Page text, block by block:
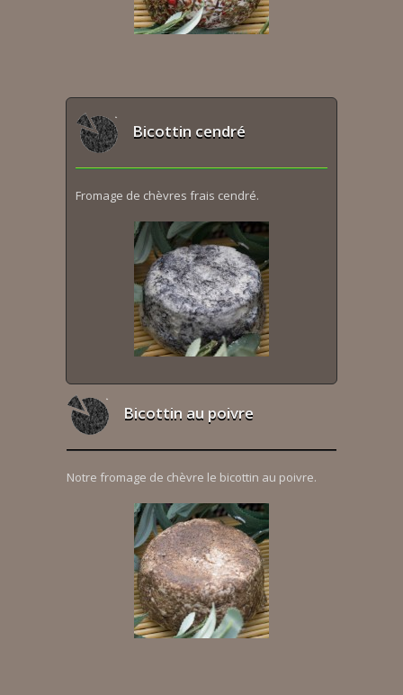
Bicottin cendré
Fromage de chèvres frais cendré.
Bicottin au poivre
Notre fromage de chèvre le bicottin au poivre.